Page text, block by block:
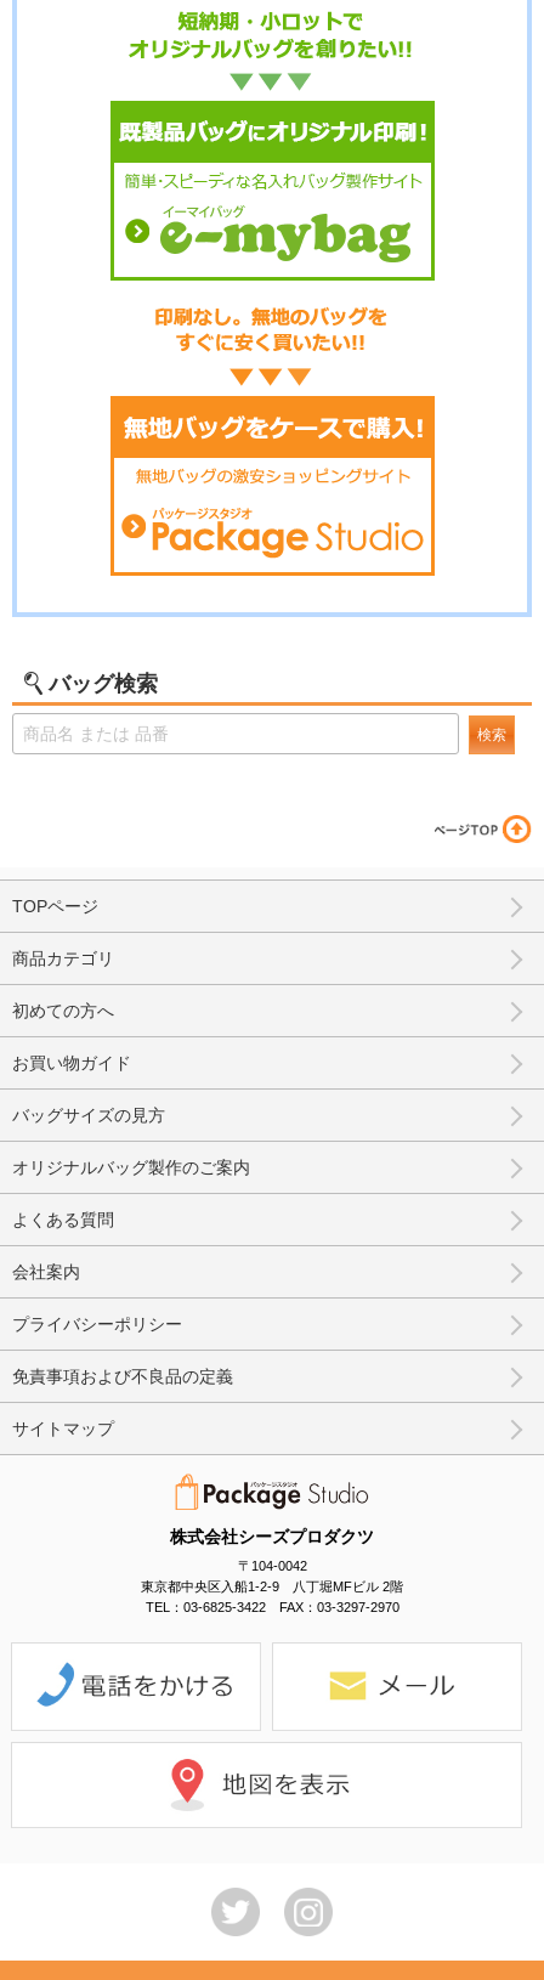
バッグ検索
検索
株式会社シーズプロダクツ
〒104-0042
東京都中央区入船1-2-9 八丁堀MFビル 2階
TEL：03-6825-3422 FAX：03-3297-2970
TOPページ
商品カテゴリ
初めての方へ
お買い物ガイド
バッグサイズの見方
オリジナルバッグ製作のご案内
よくある質問
会社案内
プライバシーポリシー
免責事項および不良品の定義
サイトマップ